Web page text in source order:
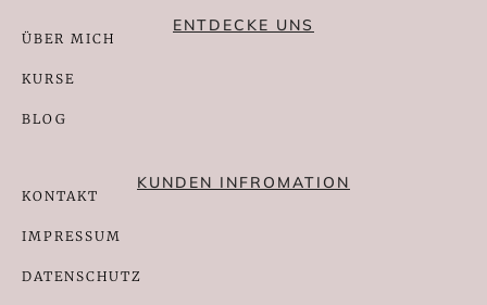
ENTDECKE UNS
ÜBER MICH
KURSE
BLOG
KUNDEN INFROMATION
KONTAKT
IMPRESSUM
DATENSCHUTZ